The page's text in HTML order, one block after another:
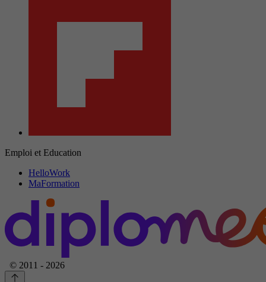
Emploi et Education
HelloWork
MaFormation
© 2011 - 2026